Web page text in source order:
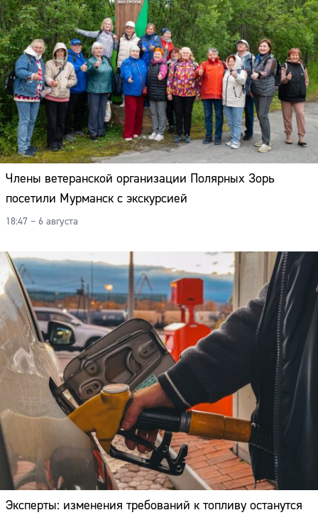
Члены ветеранской организации Полярных Зорь
посетили Мурманск с экскурсией
18:47 – 6 августа
Эксперты: изменения требований к топливу останутся